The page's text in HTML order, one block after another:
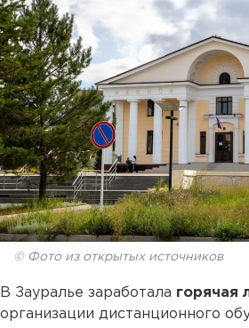
© Фото из открытых источников
В Зауралье заработала горячая
организации дистанционного